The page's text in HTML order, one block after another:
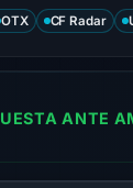
OTX CF Radar
ANTE